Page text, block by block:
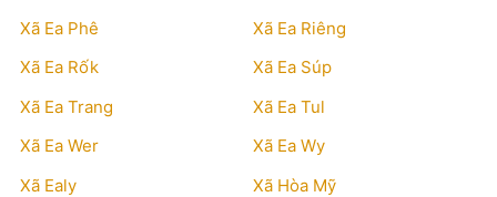
Xã Ea Phê
Xã Ea Riêng
Xã Ea Rốk
Xã Ea Súp
Xã Ea Trang
Xã Ea Tul
Xã Ea Wer
Xã Ea Wy
Xã Ealy
Xã Hòa Mỹ